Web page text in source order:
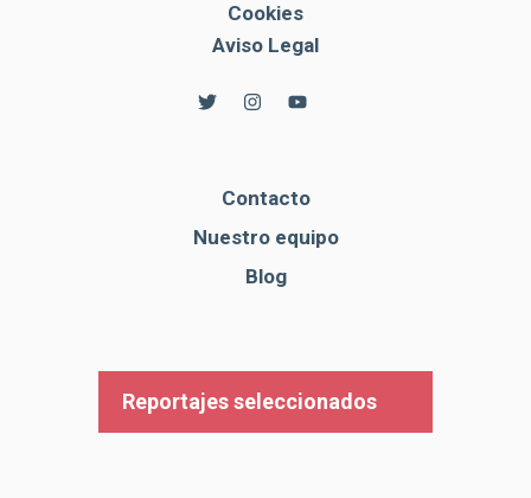
Cookies
Aviso Legal
Contacto
Nuestro equipo
Blog
Reportajes seleccionados